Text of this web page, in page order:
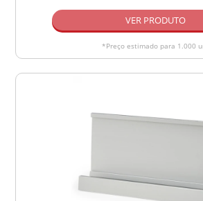
VER PRODUTO
*Preço estimado para 1.000